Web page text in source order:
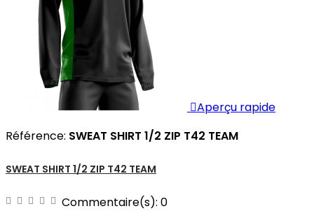
Aperçu rapide
Référence: SWEAT SHIRT 1/2 ZIP T42 TEAM
SWEAT SHIRT 1/2 ZIP T42 TEAM
Commentaire(s): 0